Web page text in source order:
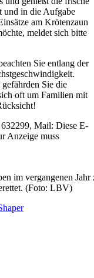
und in die Aufgabe
am Krötenzaun
meldet sich bitte
Sie entlang der
Sie die
oft um Familien mit
Mail: Diese E-
Anzeige muss
im vergangenen
(Foto: LBV)